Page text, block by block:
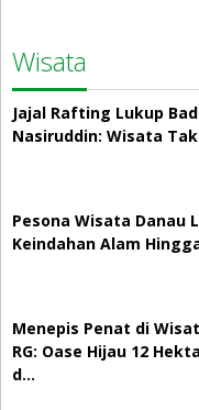
Wisata
Jajal Rafting Lukup
Nasiruddin: Wisata
Pesona Wisata Danau
Keindahan Alam
Menepis Penat di
RG: Oase Hijau 12
d…